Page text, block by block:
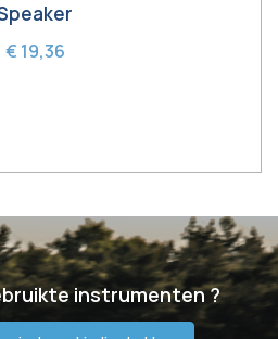
€ 19,36
instrumenten ?